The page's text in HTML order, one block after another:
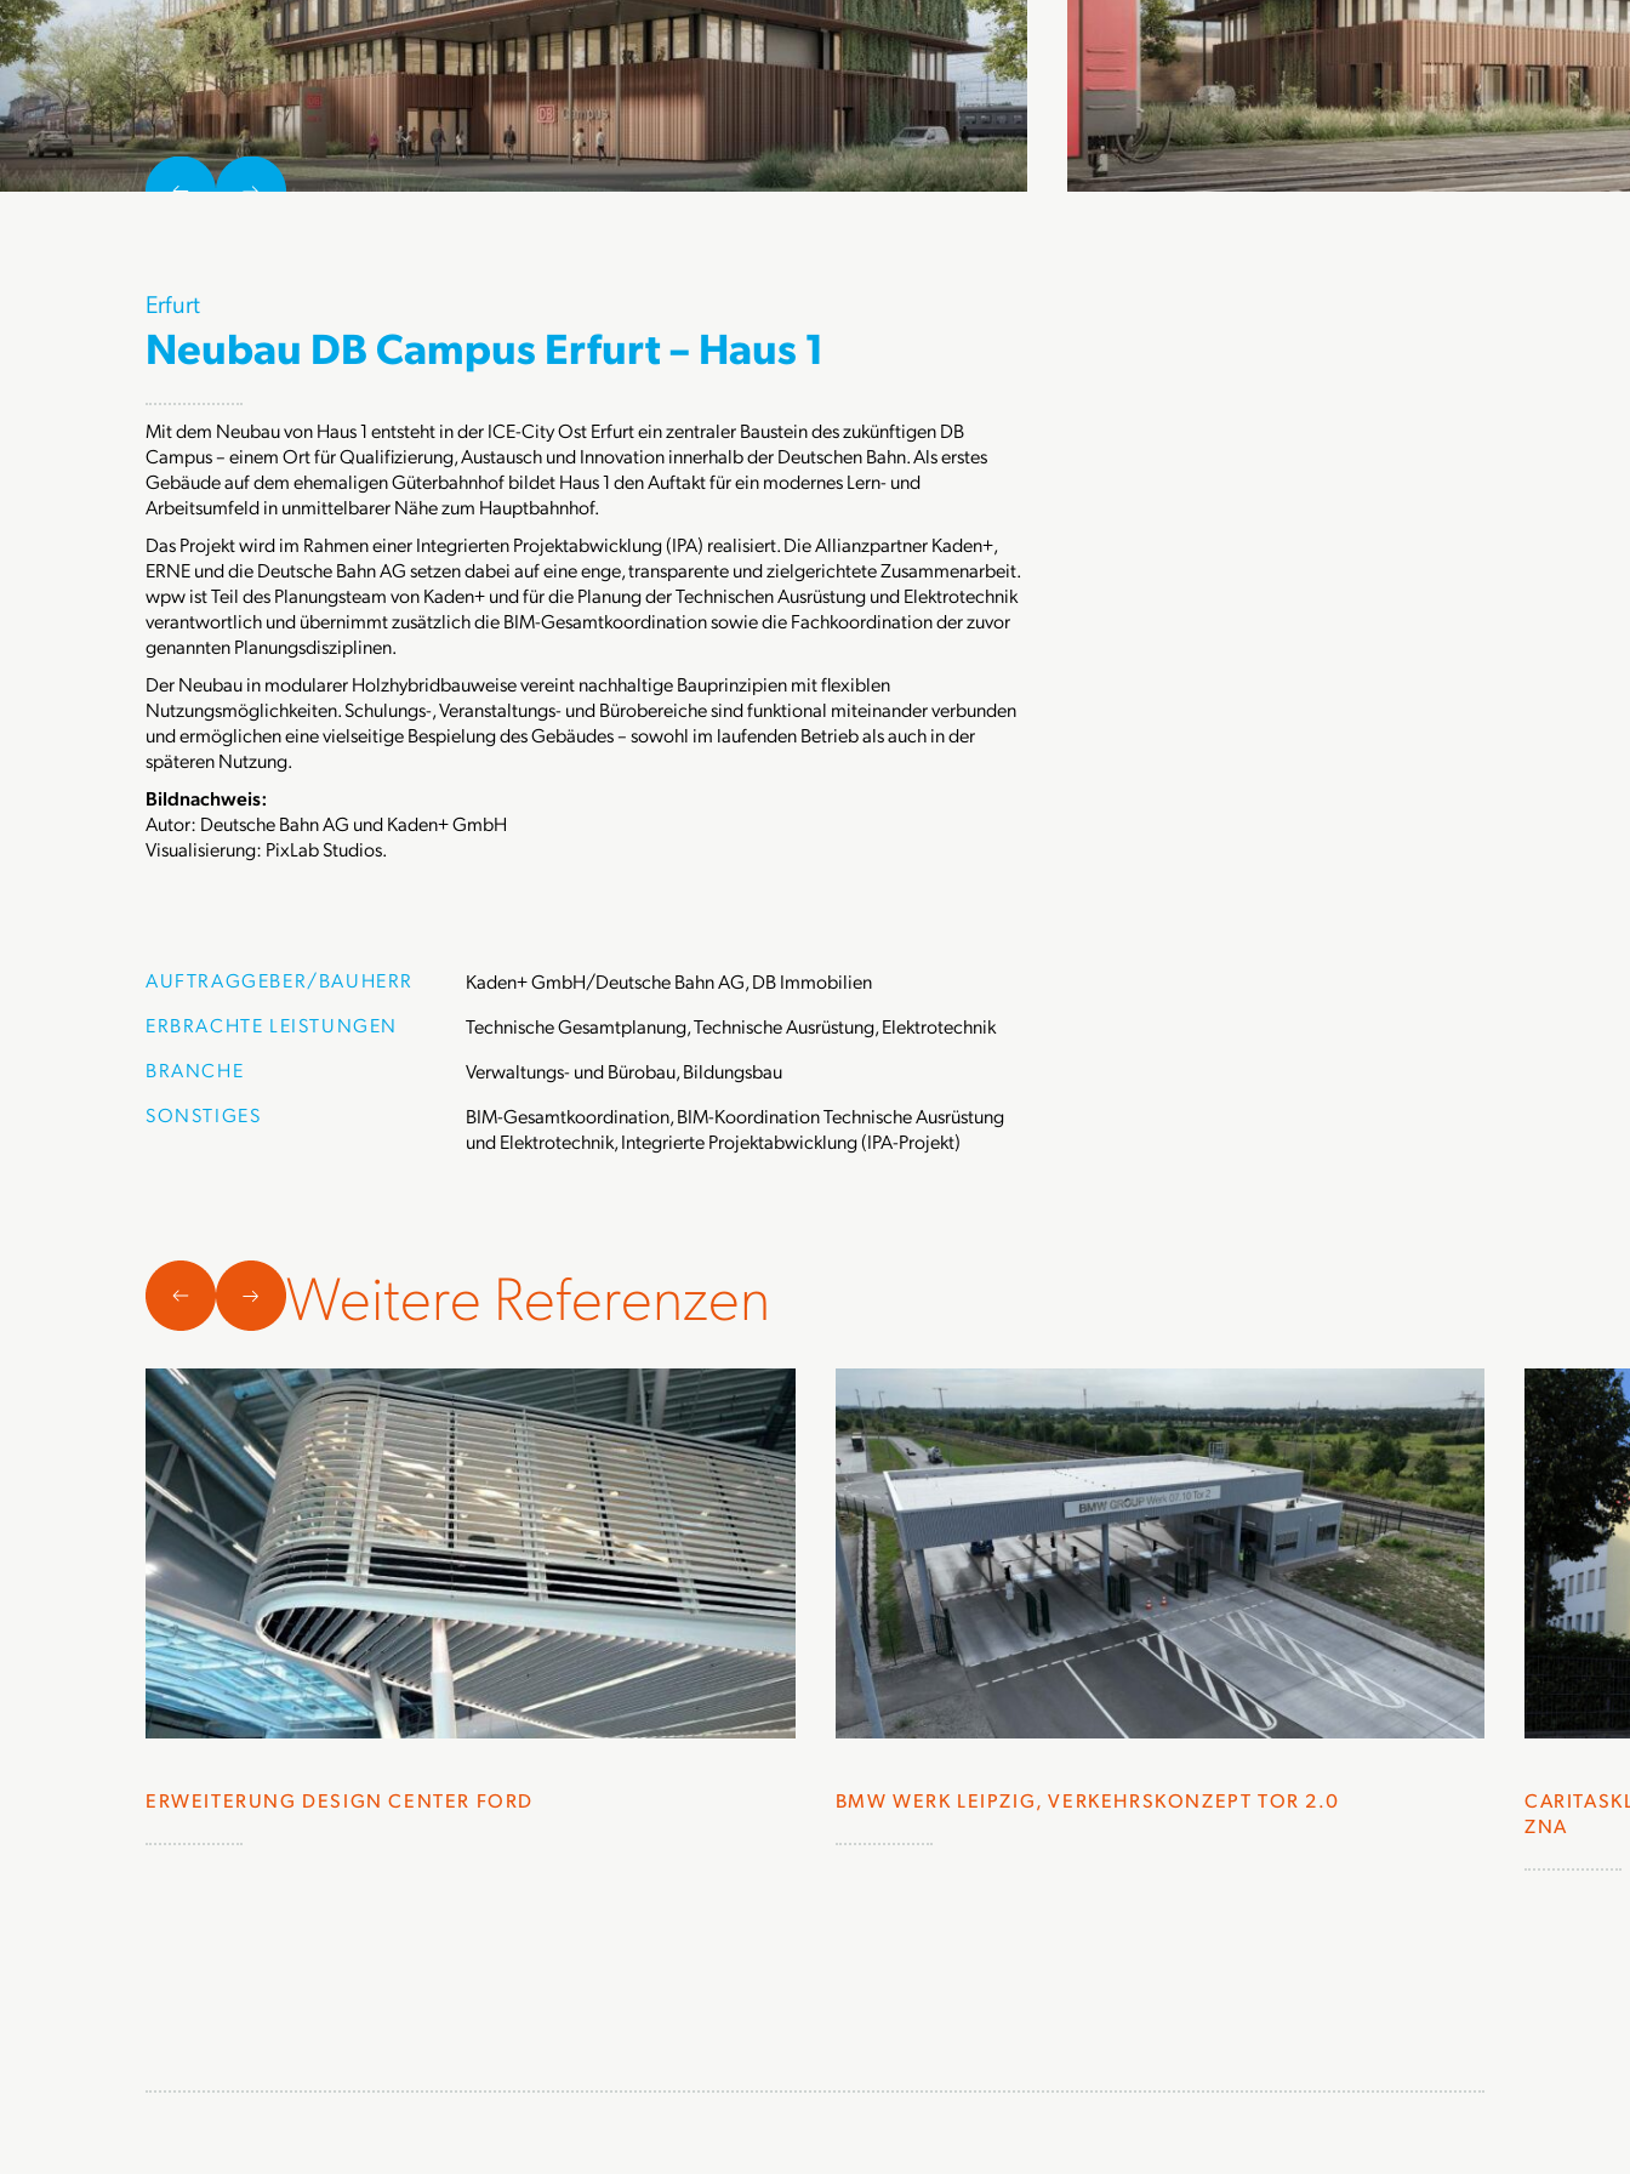
Erfurt
Neubau DB Campus Erfurt – Haus 1
Mit dem Neubau von Haus 1 entsteht in der ICE-City Ost Erfurt ein zentraler Baustein des zukünftigen DB
Campus – einem Ort für Qualifizierung, Austausch und Innovation innerhalb der Deutschen Bahn. Als erstes
Gebäude auf dem ehemaligen Güterbahnhof bildet Haus 1 den Auftakt für ein modernes Lern- und
Arbeitsumfeld in unmittelbarer Nähe zum Hauptbahnhof.
Das Projekt wird im Rahmen einer Integrierten Projektabwicklung (IPA) realisiert. Die Allianzpartner Kaden+,
ERNE und die Deutsche Bahn AG setzen dabei auf eine enge, transparente und zielgerichtete Zusammenarbeit.
wpw ist Teil des Planungsteam von Kaden+ und für die Planung der Technischen Ausrüstung und Elektrotechnik
verantwortlich und übernimmt zusätzlich die BIM-Gesamtkoordination sowie die Fachkoordination der zuvor
genannten Planungsdisziplinen.
Der Neubau in modularer Holzhybridbauweise vereint nachhaltige Bauprinzipien mit flexiblen
Nutzungsmöglichkeiten. Schulungs-, Veranstaltungs- und Bürobereiche sind funktional miteinander verbunden
und ermöglichen eine vielseitige Bespielung des Gebäudes – sowohl im laufenden Betrieb als auch in der
späteren Nutzung.
Bildnachweis:
Autor: Deutsche Bahn AG und Kaden+ GmbH
Visualisierung: PixLab Studios.
AUFTRAGGEBER/BAUHERR
Kaden+ GmbH/Deutsche Bahn AG, DB Immobilien
ERBRACHTE LEISTUNGEN
Technische Gesamtplanung, Technische Ausrüstung, Elektrotechnik
BRANCHE
Verwaltungs- und Bürobau, Bildungsbau
SONSTIGES
BIM-Gesamtkoordination, BIM-Koordination Technische Ausrüstung
und Elektrotechnik, Integrierte Projektabwicklung (IPA-Projekt)
Weitere Referenzen
ERWEITERUNG DESIGN CENTER FORD BMW WERK LEIPZIG, VERKEHRSKONZEPT TOR 2.0
ZNA